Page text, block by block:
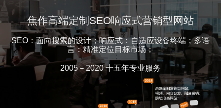
焦作高端定制SEO响应式营销型网站
SEO：面向搜索的设计；响应式：自适应设备终端；多语
言：精准定位目标市场；
2005－2020 十五年专业服务